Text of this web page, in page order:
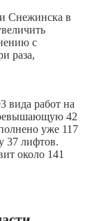
Снежинска в
с
раза,
вида работ на
42
уже 117
37 лифтов.
около 141